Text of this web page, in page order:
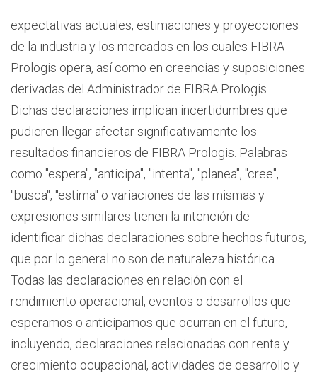
expectativas actuales, estimaciones y proyecciones
de la industria y los mercados en los cuales FIBRA
Prologis opera, así como en creencias y suposiciones
derivadas del Administrador de FIBRA Prologis.
Dichas declaraciones implican incertidumbres que
pudieren llegar afectar significativamente los
resultados financieros de FIBRA Prologis. Palabras
como "espera", "anticipa", "intenta", "planea", "cree",
"busca", "estima" o variaciones de las mismas y
expresiones similares tienen la intención de
identificar dichas declaraciones sobre hechos futuros,
que por lo general no son de naturaleza histórica.
Todas las declaraciones en relación con el
rendimiento operacional, eventos o desarrollos que
esperamos o anticipamos que ocurran en el futuro,
incluyendo, declaraciones relacionadas con renta y
crecimiento ocupacional, actividades de desarrollo y